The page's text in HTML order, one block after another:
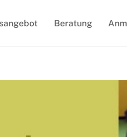
Beratung